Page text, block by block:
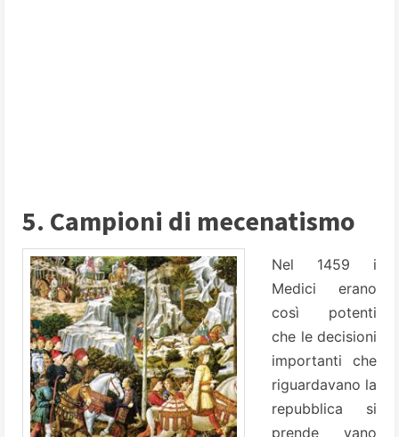
5. Campioni di mecenatismo
Nel 1459 i
Medici erano
così potenti
che le decisioni
importanti che
riguardavano la
repubblica si
prende­ vano